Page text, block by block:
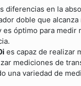
diferencias en la
doble que
es óptimo para medir
es capaz de realizar
mediciones de
una variedad de